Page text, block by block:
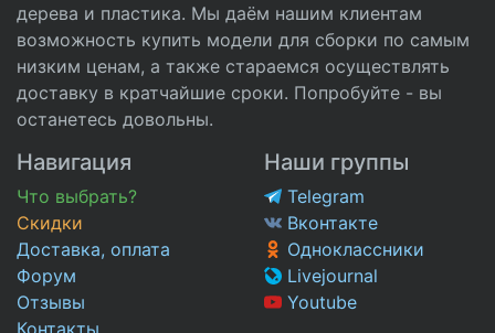
дерева и пластика. Мы даём нашим клиентам
возможность купить модели для сборки по самым
низким ценам, а также стараемся осуществлять
доставку в кратчайшие сроки. Попробуйте - вы
останетесь довольны.
Навигация
Что выбрать?
Скидки
Доставка, оплата
Форум
Отзывы
Контакты
Наши группы
Telegram
Вконтакте
Одноклассники
Livejournal
Youtube